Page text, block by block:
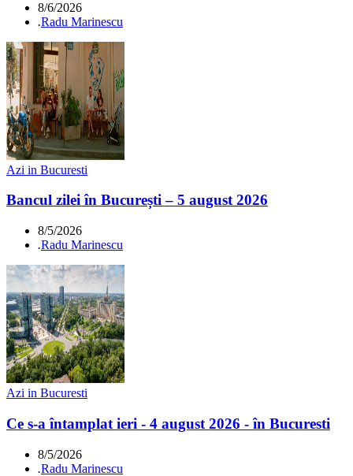
8/6/2026
.Radu Marinescu
Azi in Bucuresti
Bancul zilei în București – 5 august 2026
8/5/2026
.Radu Marinescu
Azi in Bucuresti
Ce s-a întamplat ieri - 4 august 2026 - în Bucuresti
8/5/2026
.Radu Marinescu